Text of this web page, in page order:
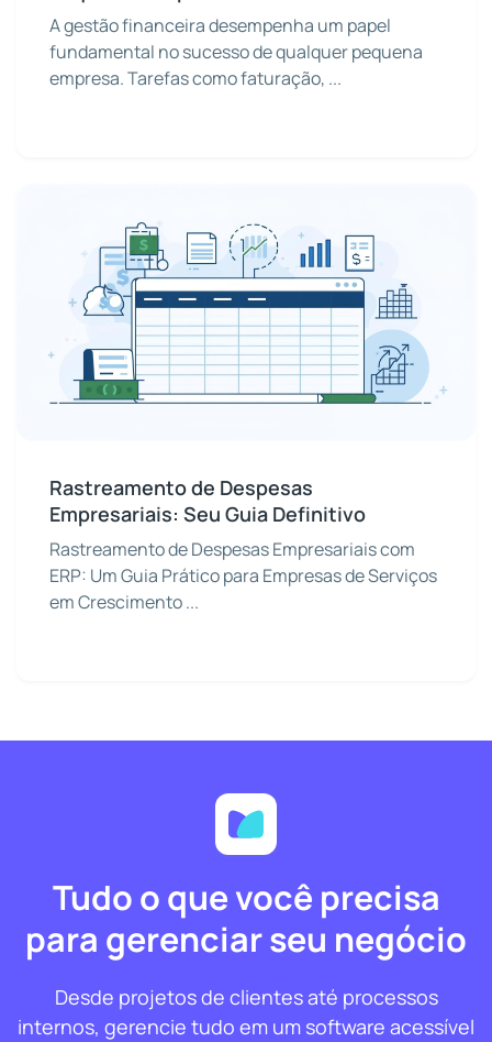
A gestão financeira desempenha um papel
fundamental no sucesso de qualquer pequena
empresa. Tarefas como faturação, ...
Rastreamento de Despesas
Empresariais: Seu Guia Definitivo
Rastreamento de Despesas Empresariais com
ERP: Um Guia Prático para Empresas de Serviços
em Crescimento ...
Tudo o que você precisa
para gerenciar seu negócio
Desde projetos de clientes até processos
internos, gerencie tudo em um software acessível